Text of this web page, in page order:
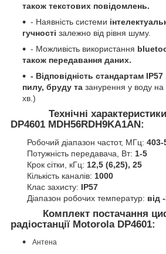
також текстових повідомлень.
- Наявність системи
гучності залежно від рівня шуму.
- Можливість використання
також передавання даних.
- Відповідність стандартам IP57
пилу, бруду та занурення у воду
хв.)
Технічні характеристики
DP4601 MDH56RDH9KA1AN:
Робочий діапазон частот, МГц: 403-
Потужність передавача, Вт: 1-5
Крок сітки, кГц: 12,5 (6,25), 25
Кількість каналів: 1000
Клас захисту: IP57
Діапазон робочих температур: від
Комплект постачання
радіостанції Motorola DP4601:
Антена